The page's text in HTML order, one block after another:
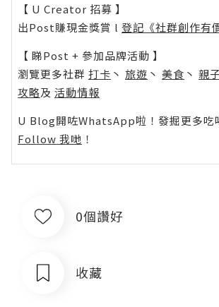
【 U Creator 招募 】
出Post賺現金獎賞 l 登記《社群創作有
【 睇Post + 參加品牌活動 】
瀏覽更多社群 打卡 丶 旅遊 丶 美食 丶 親
攻略及 活動情報
U Blog開咗WhatsApp啦！發掘更多吃
Follow 我哋 ！
0個讚好
收藏